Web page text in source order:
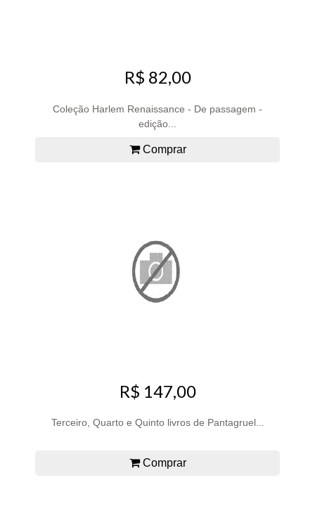
R$ 82,00
Coleção Harlem Renaissance - De passagem -
edição...
Comprar
R$ 147,00
Terceiro, Quarto e Quinto livros de Pantagruel...
Comprar